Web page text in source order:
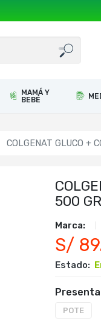
MAMÁ Y
BEBÉ
COLGENAT GLUCO +
500 GR
Marca:
S/
Estado:
POTE